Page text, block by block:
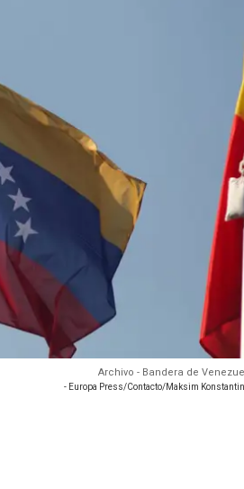
Archivo - Bandera de
- Europa Press/Contacto/Maksim